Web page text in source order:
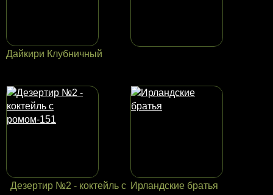
Дайкири Клубничный
Дезертир №2 - коктейль с Ирландские братья